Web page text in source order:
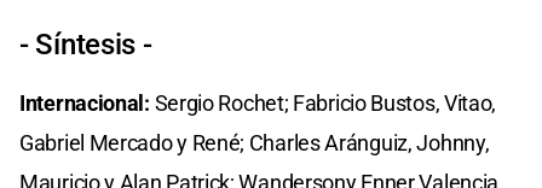
- Síntesis -
Internacional: Sergio Rochet; Fabricio Bustos, Vitao,
Gabriel Mercado y René; Charles Aránguiz, Johnny,
Mauricio y Alan Patrick; Wandersony Enner Valencia.